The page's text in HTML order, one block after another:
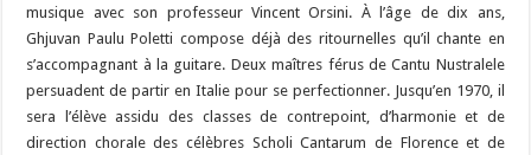
musique avec son professeur Vincent Orsini. À l’âge de dix ans,
Ghjuvan Paulu Poletti compose déjà des ritournelles qu’il chante en
s’accompagnant à la guitare. Deux maîtres férus de Cantu Nustralele
persuadent de partir en Italie pour se perfectionner. Jusqu’en 1970, il
sera l’élève assidu des classes de contrepoint, d’harmonie et de
direction chorale des célèbres Scholi Cantarum de Florence et de